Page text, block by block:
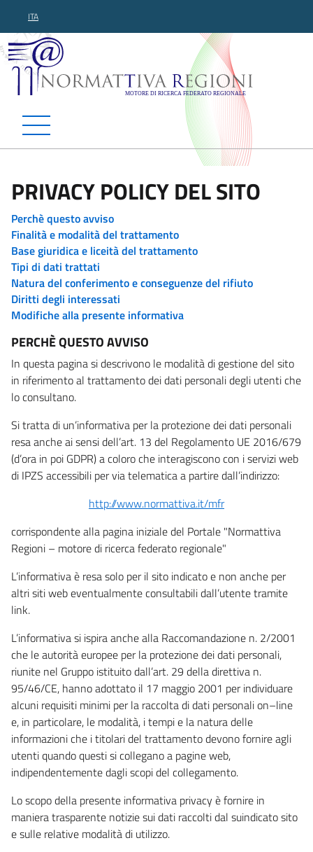
ITA
Normattiva Regioni -
PRIVACY POLICY DEL SITO
Perchè questo avviso
Finalità e modalità del trattamento
Base giuridica e liceità del trattamento
Tipi di dati trattati
Natura del conferimento e conseguenze del rifiuto
Diritti degli interessati
Modifiche alla presente informativa
PERCHÈ QUESTO AVVISO
In questa pagina si descrivono le modalità di gestione del sito
in riferimento al trattamento dei dati personali degli utenti che
lo consultano.
Si tratta di un’informativa per la protezione dei dati personali
resa anche ai sensi dell’art. 13 del Regolamento UE 2016/679
(d’ora in poi GDPR) a coloro che interagiscono con i servizi web
di IPZS accessibili per via telematica a partire dall’indirizzo:
http://www.normattiva.it/mfr
corrispondente alla pagina iniziale del Portale "Normattiva
Regioni – motore di ricerca federato regionale"
L’informativa è resa solo per il sito indicato e non anche per
altri siti web eventualmente consultabili dall’utente tramite
link.
L’informativa si ispira anche alla Raccomandazione n. 2/2001
che le autorità europee per la protezione dei dati personali,
riunite nel Gruppo istituito dall’art. 29 della direttiva n.
95/46/CE, hanno adottato il 17 maggio 2001 per individuare
alcuni requisiti minimi per la raccolta di dati personali on–line
e, in particolare, le modalità, i tempi e la natura delle
informazioni che i titolari del trattamento devono fornire agli
utenti quando questi si collegano a pagine web,
indipendentemente dagli scopi del collegamento.
Lo scopo della presente informativa privacy è fornire in
maniera trasparente notizie sui dati raccolti dal suindicato sito
e sulle relative modalità di utilizzo.